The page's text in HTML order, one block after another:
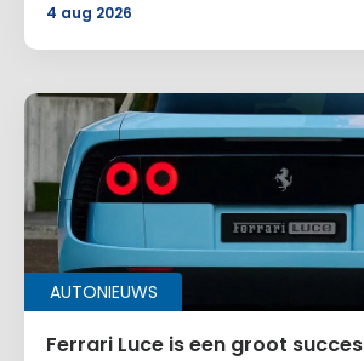
4 aug 2026
AUTONIEUWS
Ferrari Luce is een groot succes